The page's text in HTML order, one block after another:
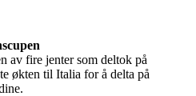
av fire jenter som deltok på
økten til Italia for å delta på